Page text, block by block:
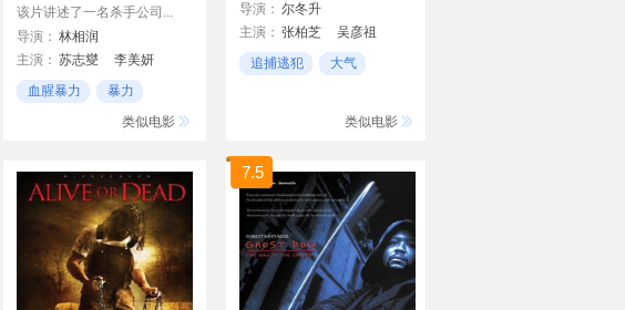
该片讲述了一名杀手公司...
导演： 林相润
主演： 苏志燮
李美妍
血腥暴力
暴力
类似电影
导演： 尔冬升
主演： 张柏芝
吴彦祖
方中信
钱嘉乐
梁俊一
车保罗
陈望华
追捕逃犯
大气
类似电影
7.5